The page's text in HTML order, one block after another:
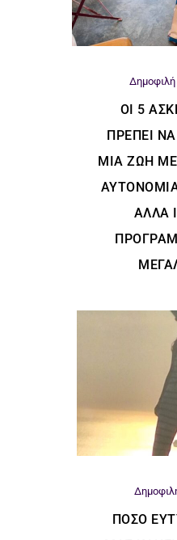
ΟΙ 5
ΠΡΈΠΕΙ
ΜΙΑ ΖΩΉ
ΑΛΛΆ
ΠΌΣΟ